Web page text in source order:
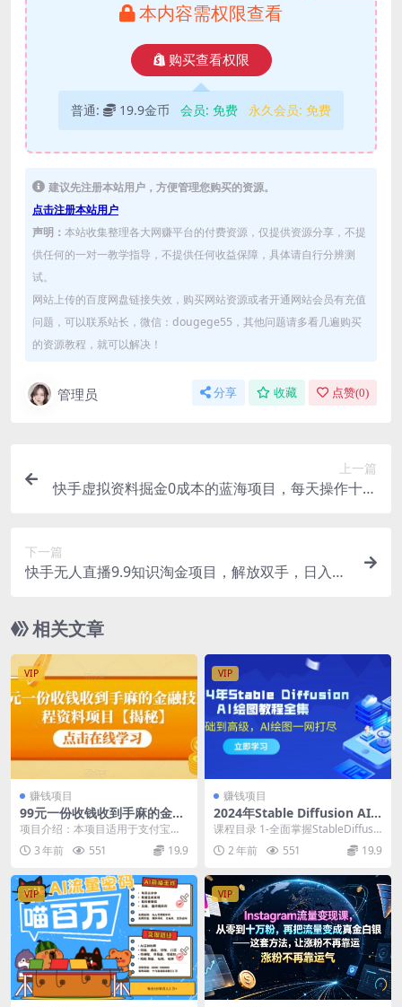
本内容需权限查看
购买查看权限
普通: 19.9金币 会员: 免费 永久会员: 免费
建议先注册本站用户，方便管理您购买的资源。
点击注册本站用户
声明： 本站收集整理各大网赚平台的付费资源，仅提供资源分享，不提
供任何的一对一教学指导，不提供任何收益保障，具体请自行分辨测
试。
网站上传的百度网盘链接失效，购买网站资源或者开通网站会员有充值
问题，可以联系站长，微信：dougege55，其他问题请多看几遍购买
的资源教程，就可以解决！
管理员 分享 收藏 点赞(0)
上一篇
快手虚拟资料掘金0成本的蓝海项目，每天操作十分
下一篇
快手无人直播9.9知识淘金项目，解放双手，日入50
相关文章
VIP
赚钱项目
99元一份收钱收到手麻的金融
技术教程资料项目【揭秘】
项目介绍：本项目适用于支付宝提
升芝麻分和开通支付宝信用贷产
品，出售教程，99元一...
3 年前 551 19.9
VIP
赚钱项目
2024年Stable Diffusion AI
绘图教程全集：从基础到高
级，AI绘图一网打尽
课程目录 1-全面掌握StableDiffusio
n课程介绍-720P 高清-A...
2 年前 551 19.9
VIP VIP